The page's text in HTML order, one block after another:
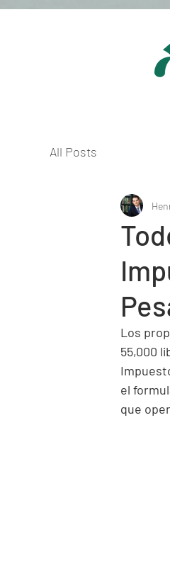
All Posts
Los
55,000
el
que